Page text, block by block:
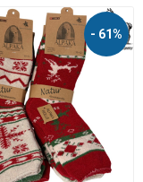
- 61%